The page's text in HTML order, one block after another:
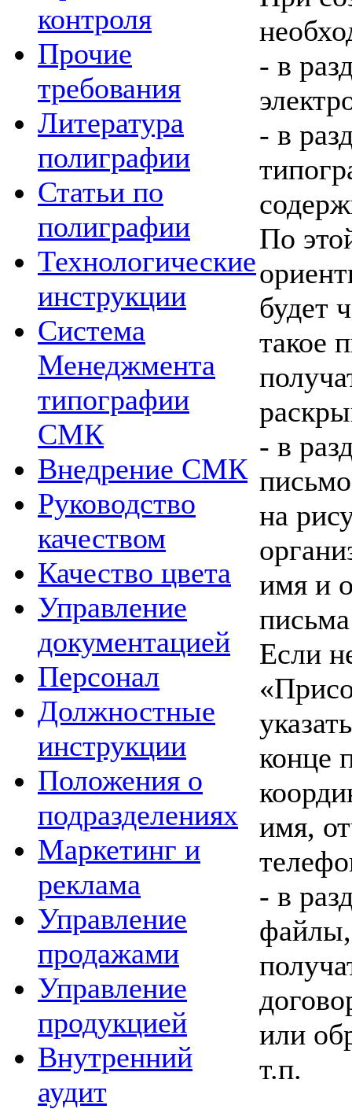
контроля
Прочие
требования
Литература
полиграфии
Статьи по
полиграфии
Технологические
инструкции
Система
Менеджмента
типографии
СМК
Внедрение СМК
Руководство
качеством
Качество цвета
Управление
документацией
Персонал
Должностные
инструкции
Положения о
подразделениях
Маркетинг и
реклама
Управление
продажами
Управление
продукцией
Внутренний
аудит
- в
- в
По
будет
такое
- в
на
имя и
Если
конце
имя,
- в
файлы,
или
т.п.